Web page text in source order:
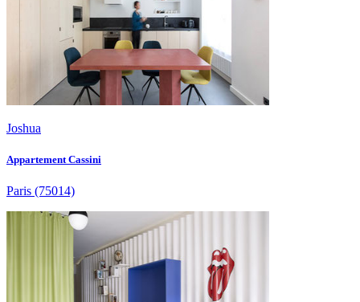
Joshua
Appartement Cassini
Paris (75014)